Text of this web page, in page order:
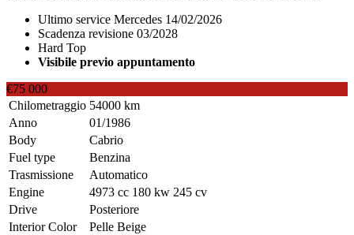
Ultimo service Mercedes 14/02/2026
Scadenza revisione 03/2028
Hard Top
Visibile previo appuntamento
€75 000
Chilometraggio 54000 km
Anno
01/1986
Body
Cabrio
Fuel type
Benzina
Trasmissione
Automatico
Engine
4973 cc 180 kw 245 cv
Drive
Posteriore
Interior Color
Pelle Beige